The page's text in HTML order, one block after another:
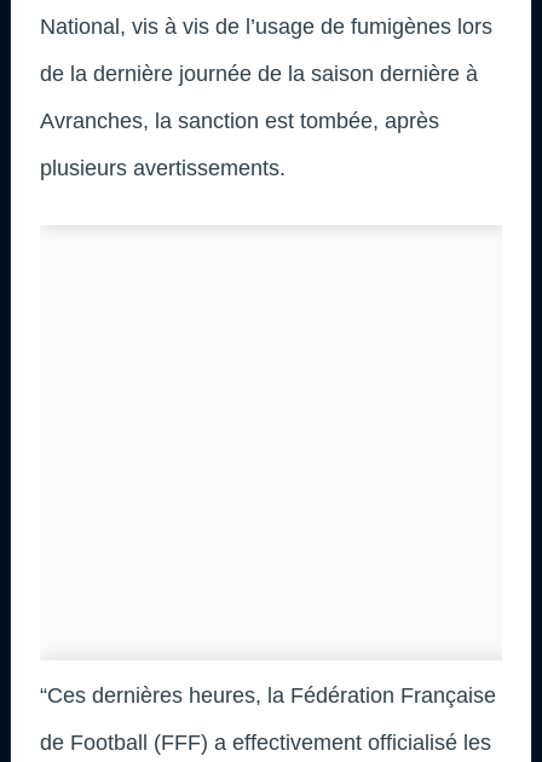
National, vis à vis de l’usage de fumigènes lors
de la dernière journée de la saison dernière à
Avranches, la sanction est tombée, après
plusieurs avertissements.
“Ces dernières heures, la Fédération Française
de Football (FFF) a effectivement officialisé les